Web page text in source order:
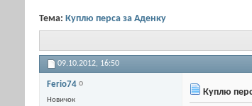
Тема: Куплю перса за Аденку
09.10.2012, 16:50
Ferio74
Новичок
Куплю